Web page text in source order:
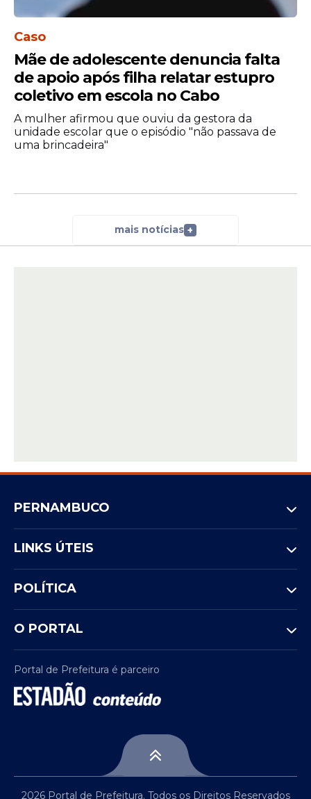
Caso
Mãe de adolescente denuncia falta
de apoio após filha relatar estupro
coletivo em escola no Cabo
A mulher afirmou que ouviu da gestora da
unidade escolar que o episódio "não passava de
uma brincadeira"
mais notícias +
PERNAMBUCO
LINKS ÚTEIS
POLÍTICA
O PORTAL
Portal de Prefeitura é parceiro
2026 Portal de Prefeitura. Todos os Direitos Reservados